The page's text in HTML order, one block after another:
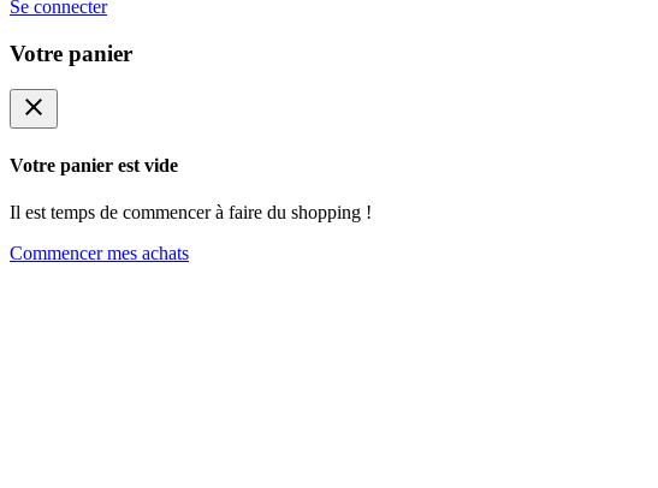
Se connecter
Votre panier
close
Votre panier est vide
Il est temps de commencer à faire du shopping !
Commencer mes achats